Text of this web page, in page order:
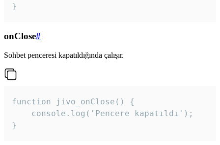
}
onClose#
Sohbet penceresi kapatıldığında çalışır.
function jivo_onClose() {
    console.log('Pencere kapatıldı');
}